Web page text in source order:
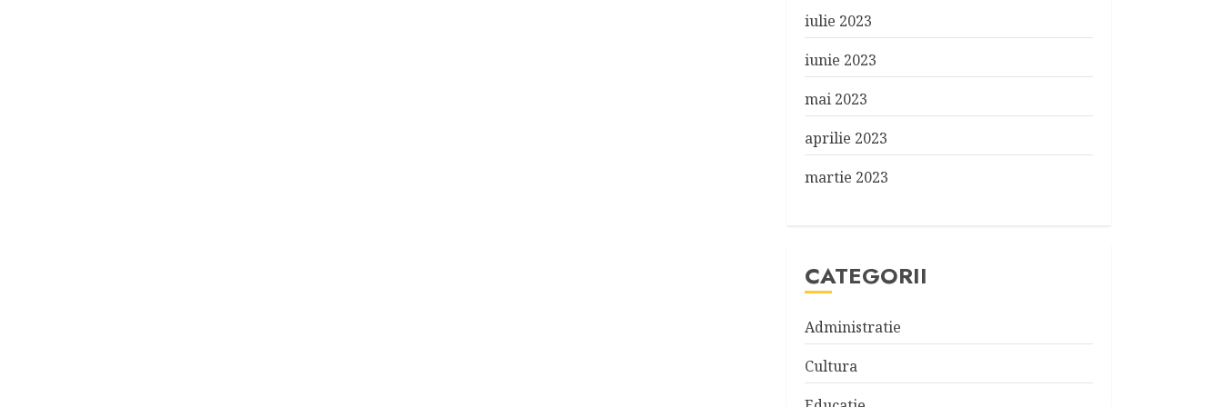
iulie 2023
iunie 2023
mai 2023
aprilie 2023
martie 2023
CATEGORII
Administratie
Cultura